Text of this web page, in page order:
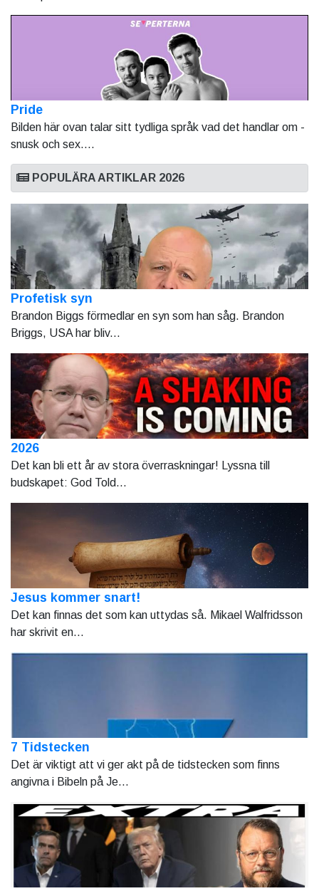
Pride
Bilden här ovan talar sitt tydliga språk vad det handlar om -
snusk och sex....
POPULÄRA ARTIKLAR 2026
Profetisk syn
Brandon Biggs förmedlar en syn som han såg. Brandon
Briggs, USA har bliv...
2026
Det kan bli ett år av stora överraskningar! Lyssna till
budskapet: God Told...
Jesus kommer snart!
Det kan finnas det som kan uttydas så. Mikael Walfridsson
har skrivit en...
7 Tidstecken
Det är viktigt att vi ger akt på de tidstecken som finns
angivna i Bibeln på Je...